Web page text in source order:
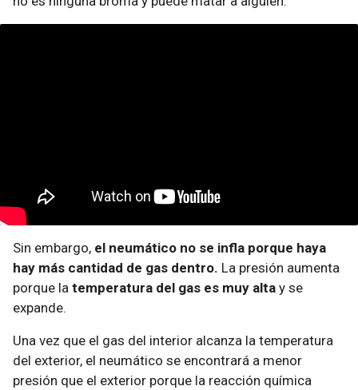
Sin embargo, el neumático no se infla porque haya
hay más cantidad de gas dentro. La presión aumenta
porque la temperatura del gas es muy alta y se
expande.
Una vez que el gas del interior alcanza la temperatura
del exterior, el neumático se encontrará a menor
presión que el exterior porque la reacción química